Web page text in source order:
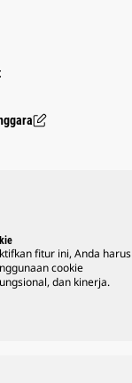
fitur ini, Anda harus
cookie
dan kinerja.